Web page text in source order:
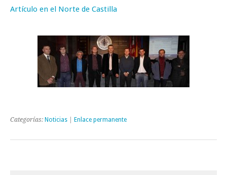
Artículo en el Norte de Castilla
Categorías: Noticias Enlace permanente